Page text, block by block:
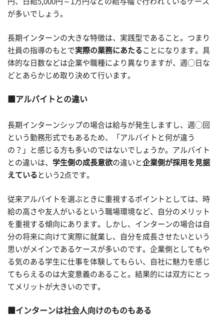
が多いでしょう。
長期インターンの大きな特徴は、実践型であること。つまり
社員の指導のもとで実際の業務にあたる ことになります。具
体的な日数などは企業や職種により異なりますが、週○日な
どとあらかじめ取り決めて行います。
アルバイトとの違い
長期インターンシップの場合は給与が発生しますし、週◯回
という勤務形式でもあるため、「アルバイトと何が違う
の？」と感じる方も多いのではないでしょうか。アルバイト
との違いは、 学生側の成長意欲の違いと 企業側が採用を見据
えている という2点です。
従来アルバイトを選ぶときに重視するポイントとしては、時
給の高さや友人がいるという職場環境など、自分のメリット
を重視する傾向にあります。しかし、インターンの場合は自
分の将来に向けて実際に就業し、自分を成長させたいという
思いがメインであるケースが多いのです。企業側としてもや
る気のある学生に仕事を体験してもらい、自社に魅力を感じ
てもらえるのは大変意義のあること。結果的には双方にとっ
てメリットが大きいのです。
インターンは社会人向けのものもある